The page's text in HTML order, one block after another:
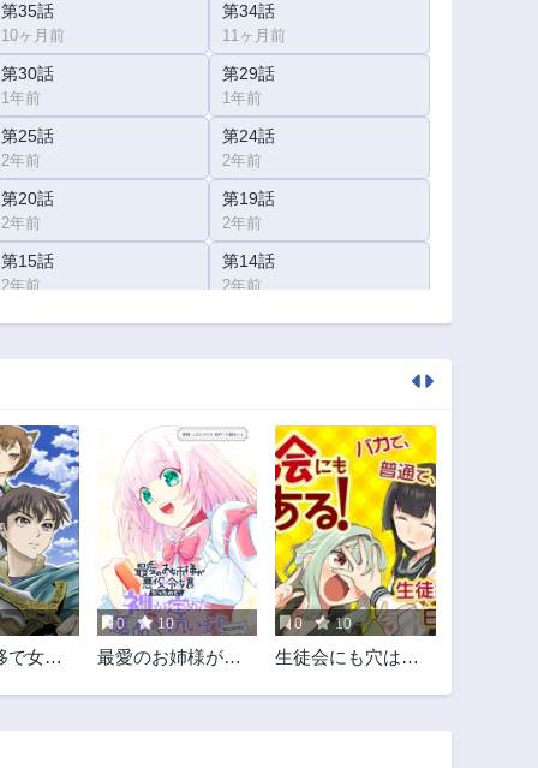
第35話
10ヶ月前
第34話
11ヶ月前
第30話
1年前
第29話
1年前
第25話
2年前
第24話
2年前
第20話
2年前
第19話
2年前
第15話
2年前
第14話
2年前
第10話 第9話
第1話
2年前
で女神
結構で
0 10
最愛のお姉様が悪
命（シナリオ）に
0 10
生徒会にも穴はあ